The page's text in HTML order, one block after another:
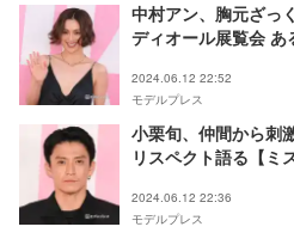
中村アン、胸元ざっ
ディオール展覧会 あ
2024.06.12 22:52
モデルプレス
小栗旬、仲間から刺
リスペクト語る【ミ
2024.06.12 22:36
モデルプレス